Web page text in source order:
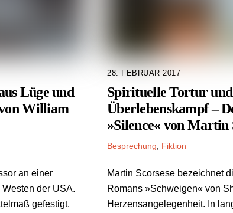
Lüge und
William
an einer
der USA.
gefestigt.
28. FEBRUAR 2017
Spirituelle Tortur und
Überlebenskampf –
»Silence« von Martin
Besprechung Fiktion
Martin Scorsese bezeichnet
Romans »Schweigen« von
Herzensangelegenheit. In